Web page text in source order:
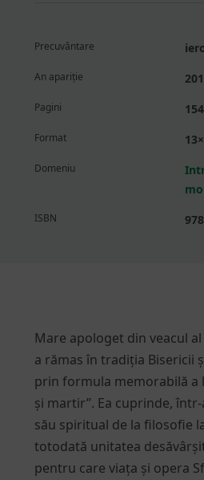
Precuvântare
An apariție
Pagini 154
Format
Domeniu
ISBN
Mare apologet din veacul
a rămas în tradiția Bisericii
prin formula memorabilă a
și martir”. Ea cuprinde,
său spiritual de la filosofie
totodată unitatea
pentru care viața și opera